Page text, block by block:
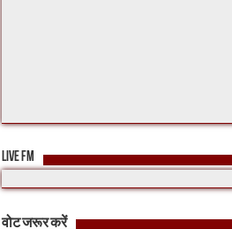
LIVE FM
वोट जरूर करें